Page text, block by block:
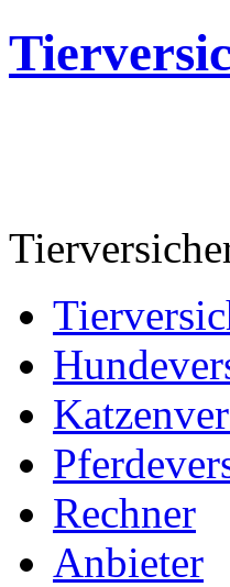
Rechner
Anbieter